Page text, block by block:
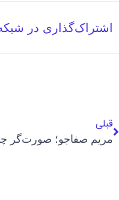
اشتراک‌گذاری در
قبلی